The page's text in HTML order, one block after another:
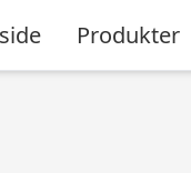
Produkter